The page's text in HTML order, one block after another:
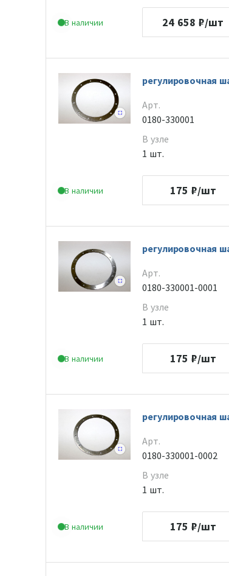
В наличии 24 658 ₽/шт
В наличии
регулировочная
Арт.
0180-330001
В узле
1 шт.
175 ₽/шт
В наличии
регулировочная
Арт.
0180-330001-0001
В узле
1 шт.
175 ₽/шт
В наличии
регулировочная
Арт.
0180-330001-0002
В узле
1 шт.
175 ₽/шт